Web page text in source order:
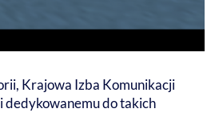
Krajowa Izba Komunikacji
dedykowanemu do takich